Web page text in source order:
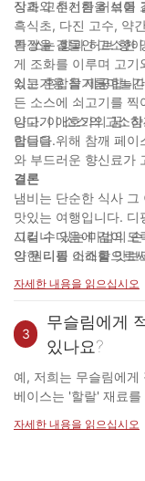
장과 고추기름을 섞어
식초와 신선한 허브를
흑식초, 다진 고수, 약
톡 쏘는 향과 허브 향
간장을 곁들인 고소한
게 조화를 이루며 고기
있는 혼합을 제공합니
쇠고기용 참기름마늘
든 소스에 쇠고기를 찍
니다. 이 소스의 고소
합니다.
양고기 애호가의 꿈:
람들을 위해 참깨 페이
와 부드러운 향신료가
결론
냄비는 단순한 식사
맛있는 여행입니다. 디
시킬 수 있는 마법의
의 원리를 이해함으로
그러니 다음에 김이 모
양한 디핑 소스를 맛보
를 바랍니다. 맛있는
탐구를 기다립니다.
자세한 내용을 읽으십시오
3
무슬림에게
있나요?
예, 저희는 무슬림에게
베이스는 '할랄' 재료
자세한 내용을 읽으십시오